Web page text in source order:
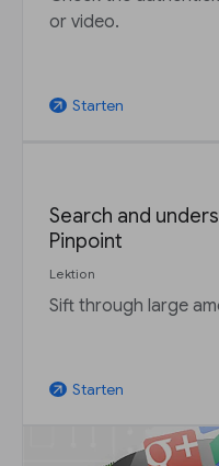
or video.
arrow_outward Starten
Search and
Pinpoint
Lektion
Sift through large
arrow_outward Starten